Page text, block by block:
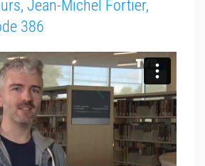
Jean-Michel Fortier,
386